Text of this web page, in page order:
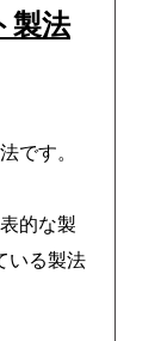
製法
です。
的な製
いる製法